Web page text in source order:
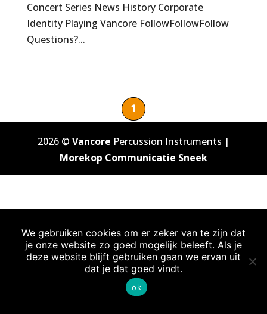
Concert Series News History Corporate
Identity Playing Vancore FollowFollowFollow
Questions?...
1
2026 © Vancore Percussion Instruments |
Morekop Communicatie Sneek
We gebruiken cookies om er zeker van te zijn dat
je onze website zo goed mogelijk beleeft. Als je
deze website blijft gebruiken gaan we ervan uit
dat je dat goed vindt.
ok